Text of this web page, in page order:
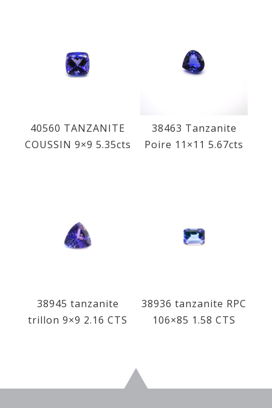
40560 TANZANITE
COUSSIN 9×9 5.35cts
38463 Tanzanite
Poire 11×11 5.67cts
38945 tanzanite
trillon 9×9 2.16 CTS
38936 tanzanite RPC
106×85 1.58 CTS